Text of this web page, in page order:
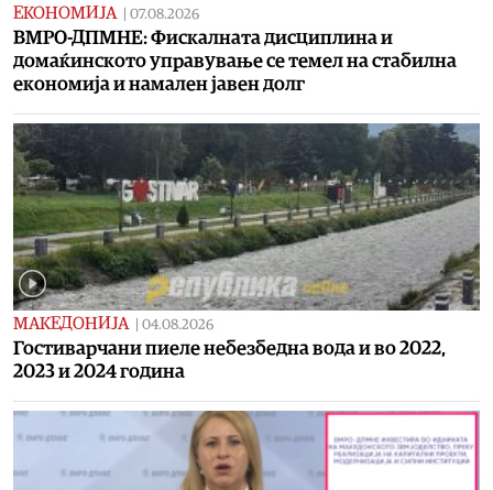
ЕКОНОМИЈА | 07.08.2026
ВМРО-ДПМНЕ: Фискалната дисциплина и
домаќинското управување се темел на стабилна
економија и намален јавен долг
МАКЕДОНИЈА | 04.08.2026
Гостиварчани пиеле небезбедна вода и во 2022,
2023 и 2024 година